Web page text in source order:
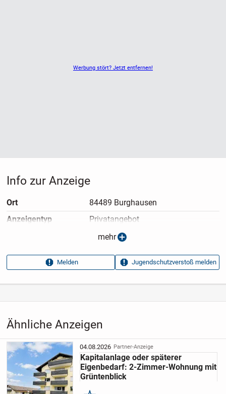
Werbung stört? Jetzt entfernen!
Ähnliche Anzeigen
04.08.2026 Partner-Anzeige
Kapitalanlage oder späterer
Eigenbedarf: 2-Zimmer-Wohnung mit
Grüntenblick
Info zur Anzeige
Ort
84489 Burghausen
Anzeigen­typ
Privatangebot
18.03.2026
Aufrufe dieser
9
mehr
Melden Jugendschutzverstoß melden